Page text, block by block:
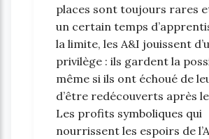
places sont toujours rares
un certain temps
la limite, les A&I jouissent
privilège : ils gardent la
même si ils ont échoué de
d’être redécouverts après
Les profits symboliques qui
nourrissent les espoirs de